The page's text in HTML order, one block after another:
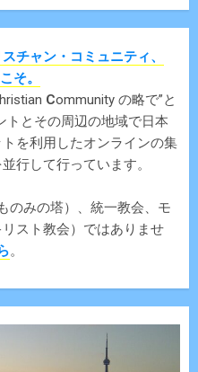
チャン・コミュニティ、
そ。
hristian Community の略で”と
トとその周辺の地域で日本
を利用したオンラインの集
行して行っています。
のみの塔）、統一教会、モ
スト教会）ではありませ
。